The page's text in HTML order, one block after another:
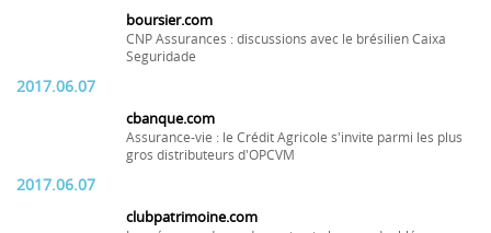
boursier.com
CNP Assurances : discussions avec le brésilien Caixa
Seguridade
2017.06.07
cbanque.com
Assurance-vie : le Crédit Agricole s'invite parmi les plus
gros distributeurs d'OPCVM
2017.06.07
clubpatrimoine.com